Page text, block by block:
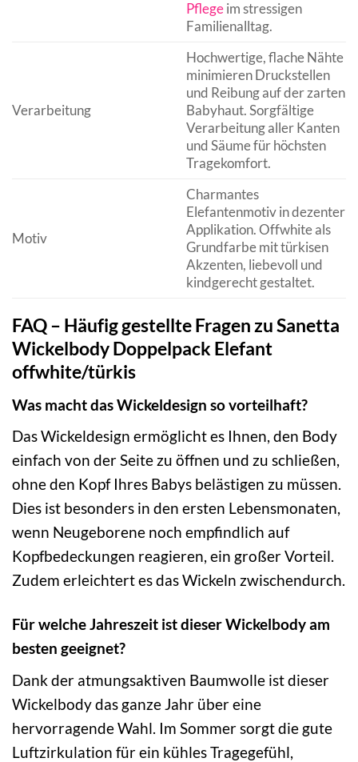
Pflegeim stressigen
Familienalltag.
Verarbeitung
Hochwertige, flache Nähte
minimieren Druckstellen
und Reibung auf der zarten
Babyhaut. Sorgfältige
Verarbeitung aller Kanten
und Säume für höchsten
Tragekomfort.
Motiv
Charmantes
Elefantenmotiv in dezenter
Applikation. Offwhite als
Grundfarbe mit türkisen
Akzenten, liebevoll und
kindgerecht gestaltet.
FAQ – Häufig gestellte Fragen zu Sanetta
Wickelbody Doppelpack Elefant
offwhite/türkis
Was macht das Wickeldesign so vorteilhaft?
Das Wickeldesign ermöglicht es Ihnen, den Body
einfach von der Seite zu öffnen und zu schließen,
ohne den Kopf Ihres Babys belästigen zu müssen.
Dies ist besonders in den ersten Lebensmonaten,
wenn Neugeborene noch empfindlich auf
Kopfbedeckungen reagieren, ein großer Vorteil.
Zudem erleichtert es das Wickeln zwischendurch.
Für welche Jahreszeit ist dieser Wickelbody am
besten geeignet?
Dank der atmungsaktiven Baumwolle ist dieser
Wickelbody das ganze Jahr über eine
hervorragende Wahl. Im Sommer sorgt die gute
Luftzirkulation für ein kühles Tragegefühl,